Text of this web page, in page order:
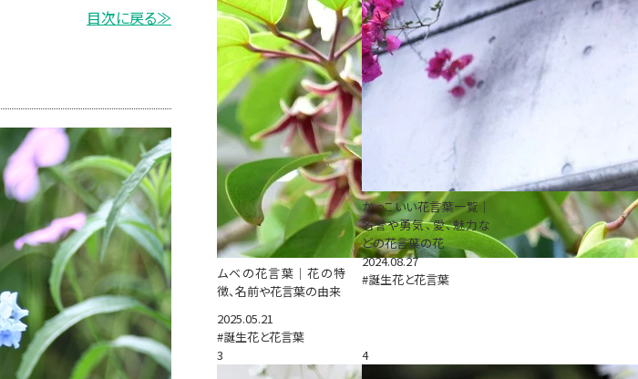
目次に戻る≫
ムベの花言葉｜花の特
徴、名前や花言葉の由来
2025.05.21
#誕生花と花言葉
かっこいい花言葉一覧｜
名誉や勇気、愛、魅力な
どの花言葉の花
2024.08.27
#誕生花と花言葉
3 4